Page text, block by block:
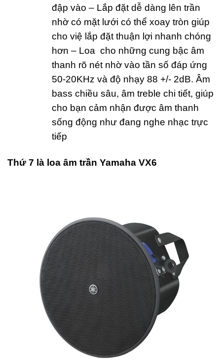
đập vào – Lắp đặt dễ dàng lên trần
nhờ có mặt lưới có thể xoay tròn giúp
cho việ lắp đặt thuận lợi nhanh chóng
hơn – Loa cho những cung bậc âm
thanh rõ nét nhờ vào tần số đáp ứng
50-20KHz và độ nhạy 88 +/- 2dB. Âm
bass chiều sâu, âm treble chi tiết, giúp
cho bạn cảm nhận được âm thanh
sống động như đang nghe nhạc trực
tiếp
Thứ 7 là loa âm trần Yamaha VX6